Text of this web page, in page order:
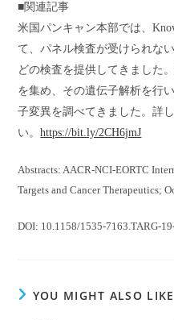
■関連記事
米国パンキャン本部では、
て、パネル検査が受けられな
どの検査を提供してきました
を集め、その遺伝子解析を行
子変異を調べてきました。詳
い。https://bit.ly/2CH6jmJ
Abstracts: AACR-NCI-EORTC
Targets and Cancer Therapeutics;
DOI: 10.1158/1535-7163.TARG-
YOU MIGHT ALSO LIKE